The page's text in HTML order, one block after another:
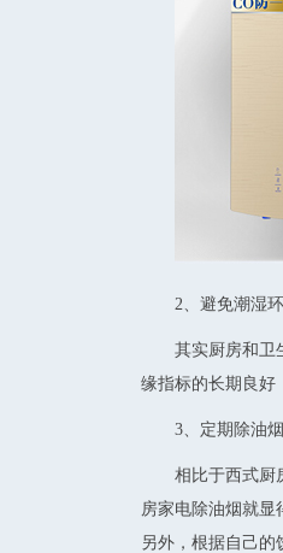
2、避免潮湿
其实厨房和卫
缘指标的长期良好
3、定期除油
相比于西式厨
房家电除油烟就显
另外，根据自己